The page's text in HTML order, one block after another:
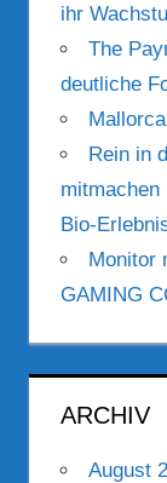
ihr
The
deutliche
Rein in
mitmachen
Bio-
Monitor
GAMING
ARCHIV
August